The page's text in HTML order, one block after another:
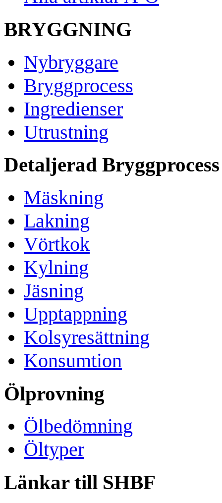
BRYGGNING
Nybryggare
Bryggprocess
Ingredienser
Utrustning
Detaljerad Bryggprocess
Mäskning
Lakning
Vörtkok
Kylning
Jäsning
Upptappning
Kolsyresättning
Konsumtion
Ölprovning
Ölbedömning
Öltyper
Länkar till SHBF